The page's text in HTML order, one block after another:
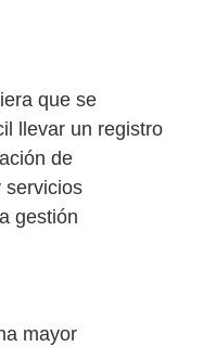
que se
llevar un registro
de
servicios
gestión
mayor